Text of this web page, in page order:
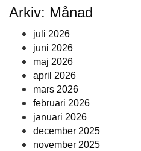
Arkiv: Månad
juli 2026
juni 2026
maj 2026
april 2026
mars 2026
februari 2026
januari 2026
december 2025
november 2025